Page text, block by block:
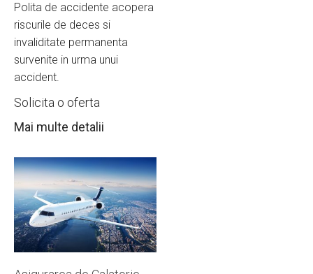
Polita de accidente acopera
riscurile de deces si
invaliditate permanenta
survenite in urma unui
accident.
Solicita o oferta
Mai multe detalii